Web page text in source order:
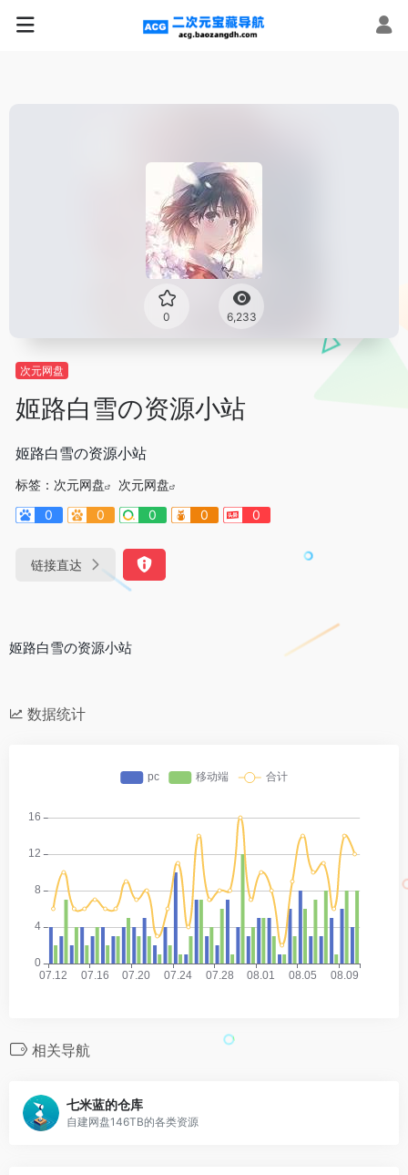
0 6,233
次元网盘
姬路白雪の资源小站
姬路白雪の资源小站
标签： 次元网盘
次元网盘
0
0 0 0 0
链接直达
姬路白雪の资源小站
数据统计
相关导航
七米蓝的仓库
自建网盘146TB的各类资源